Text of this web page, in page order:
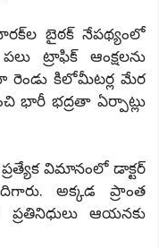
బైఠక్ నేపథ్యంలో
ట్రాఫిక్ ఆంక్షలను
రెండు కిలోమీటర్ల మేర
భారీ భద్రతా ఏర్పాట్లు
విమానంలో డాక్టర్
అక్కడ ప్రాంత
ప్రతినిధులు ఆయనకు